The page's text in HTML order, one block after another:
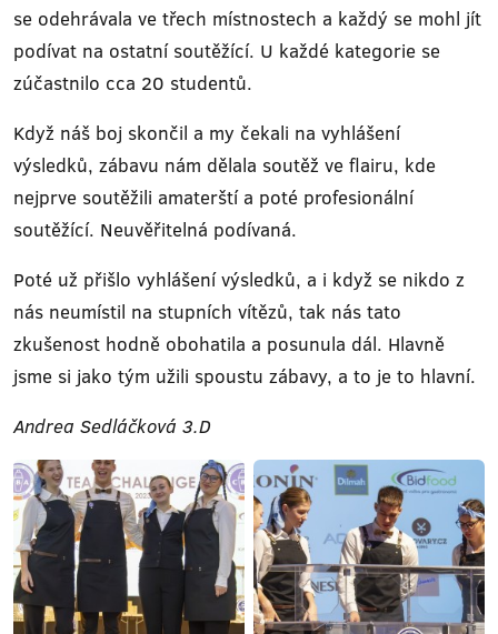
se odehrávala ve třech místnostech a každý se mohl jít
podívat na ostatní soutěžící. U každé kategorie se
zúčastnilo cca 20 studentů.
Když náš boj skončil a my čekali na vyhlášení
výsledků, zábavu nám dělala soutěž ve flairu, kde
nejprve soutěžili amaterští a poté profesionální
soutěžící. Neuvěřitelná podívaná.
Poté už přišlo vyhlášení výsledků, a i když se nikdo z
nás neumístil na stupních vítězů, tak nás tato
zkušenost hodně obohatila a posunula dál. Hlavně
jsme si jako tým užili spoustu zábavy, a to je to hlavní.
Andrea Sedláčková 3.D